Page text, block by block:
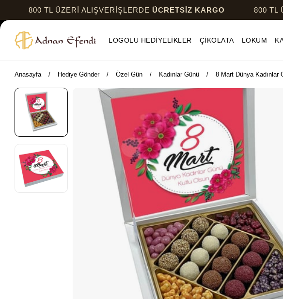
TL ÜZERİ ALIŞVERİŞLERDEÜCRETSİZ KARGO 800 TL ÜZERİ
LOGOLU HEDİYELİKLER ÇİKOLATA LOKUM
Anasayfa Hediye Gönder Özel Gün Kadınlar Günü 8 Mart Dünya Kadınlar